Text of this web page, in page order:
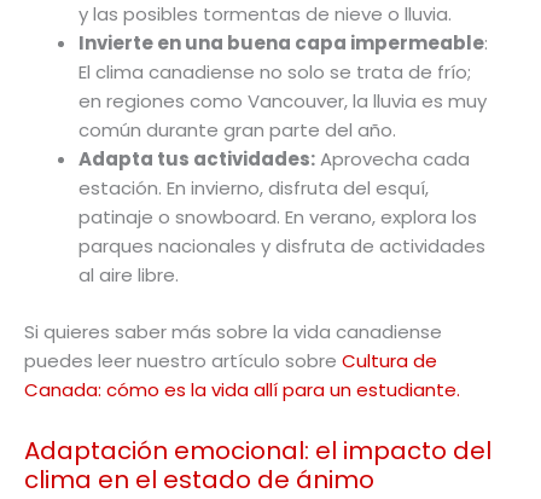
y las posibles tormentas de nieve o lluvia.
Invierte en una buena capa impermeable:
El clima canadiense no solo se trata de frío;
en regiones como Vancouver, la lluvia es muy
común durante gran parte del año.
Adapta tus actividades:Aprovecha cada
estación. En invierno, disfruta del esquí,
patinaje o snowboard. En verano, explora los
parques nacionales y disfruta de actividades
al aire libre.
Si quieres saber más sobre la vida canadiense
puedes leer nuestro artículo sobre Cultura de
Canada: cómo es la vida allí para un estudiante.
Adaptación emocional: el impacto del
clima en el estado de ánimo